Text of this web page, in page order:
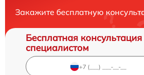
Закажите бесплатную
Бесплатная консультация
специалистом